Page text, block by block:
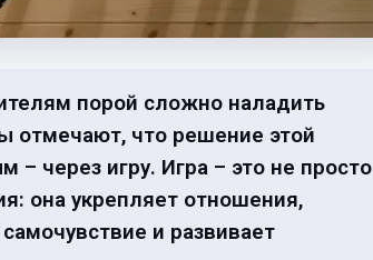
порой сложно наладить
отмечают, что решение этой
через игру. Игра – это не просто
она укрепляет отношения,
и развивает